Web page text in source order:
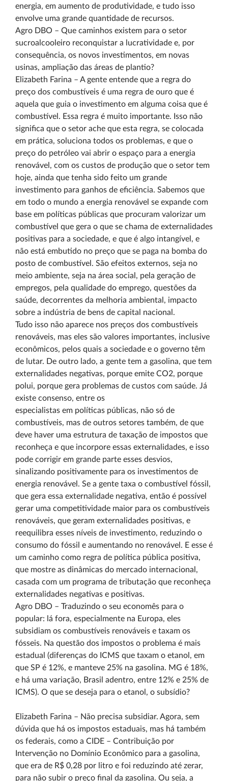
energia, em aumento de produtividade, e tudo isso
envolve uma grande quantidade de recursos.
Agro DBO – Que caminhos existem para o setor
sucroalcooleiro reconquistar a lucratividade e, por
consequência, os novos investimentos, em novas
usinas, ampliação das áreas de plantio?
Elizabeth Farina – A gente entende que a regra do
preço dos combustíveis é uma regra de ouro que é
aquela que guia o investimento em alguma coisa que é
combustível. Essa regra é muito importante. Isso não
significa que o setor ache que esta regra, se colocada
em prática, soluciona todos os problemas, e que o
preço do petróleo vai abrir o espaço para a energia
renovável, com os custos de produção que o setor tem
hoje, ainda que tenha sido feito um grande
investimento para ganhos de eficiência. Sabemos que
em todo o mundo a energia renovável se expande com
base em políticas públicas que procuram valorizar um
combustível que gera o que se chama de externalidades
positivas para a sociedade, e que é algo intangível, e
não está embutido no preço que se paga na bomba do
posto de combustível. São efeitos externos, seja no
meio ambiente, seja na área social, pela geração de
empregos, pela qualidade do emprego, questões da
saúde, decorrentes da melhoria ambiental, impacto
sobre a indústria de bens de capital nacional.
Tudo isso não aparece nos preços dos combustíveis
renováveis, mas eles são valores importantes, inclusive
econômicos, pelos quais a sociedade e o governo têm
de lutar. De outro lado, a gente tem a gasolina, que tem
externalidades negativas, porque emite CO2, porque
polui, porque gera problemas de custos com saúde. Já
existe consenso, entre os
especialistas em políticas públicas, não só de
combustíveis, mas de outros setores também, de que
deve haver uma estrutura de taxação de impostos que
reconheça e que incorpore essas externalidades, e isso
pode corrigir em grande parte esses desvios,
sinalizando positivamente para os investimentos de
energia renovável. Se a gente taxa o combustível fóssil,
que gera essa externalidade negativa, então é possível
gerar uma competitividade maior para os combustíveis
renováveis, que geram externalidades positivas, e
reequilibra esses níveis de investimento, reduzindo o
consumo do fóssil e aumentando no renovável. E esse é
um caminho como regra de política pública positiva,
que mostre as dinâmicas do mercado internacional,
casada com um programa de tributação que reconheça
externalidades negativas e positivas.
Agro DBO – Traduzindo o seu economês para o
popular: lá fora, especialmente na Europa, eles
subsidiam os combustíveis renováveis e taxam os
fósseis. Na questão dos impostos o problema é mais
estadual (diferenças do ICMS que taxam o etanol, em
que SP é 12%, e manteve 25% na gasolina. MG é 18%,
e há uma variação, Brasil adentro, entre 12% e 25% de
ICMS). O que se deseja para o etanol, o subsídio?
Elizabeth Farina – Não precisa subsidiar. Agora, sem
dúvida que há os impostos estaduais, mas há também
os federais, como a CIDE – Contribuição por
Intervenção no Domínio Econômico para a gasolina,
que era de R$ 0,28 por litro e foi reduzindo até zerar,
para não subir o preço final da gasolina. Ou seja, a